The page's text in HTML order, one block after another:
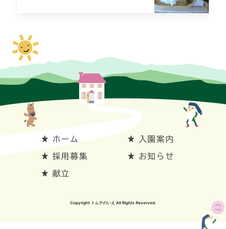
ホーム 入園案内
採用募集 お知らせ
献立
Copyright トムテのいえ All Rights Reserved.